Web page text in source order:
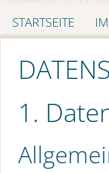
NAVIGATION
ÜBERSPRINGEN
STARTSEITE
1.